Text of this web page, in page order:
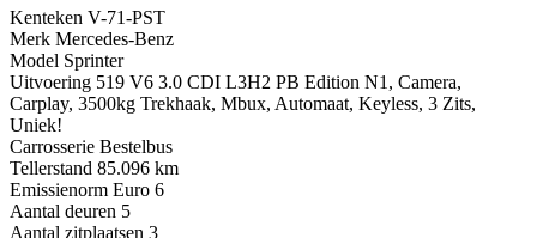
Kenteken V-71-PST
Merk Mercedes-Benz
Model Sprinter
Uitvoering 519 V6 3.0 CDI L3H2 PB Edition N1, Camera,
Carplay, 3500kg Trekhaak, Mbux, Automaat, Keyless, 3 Zits,
Uniek!
Carrosserie Bestelbus
Tellerstand 85.096 km
Emissienorm Euro 6
Aantal deuren 5
Aantal zitplaatsen 3